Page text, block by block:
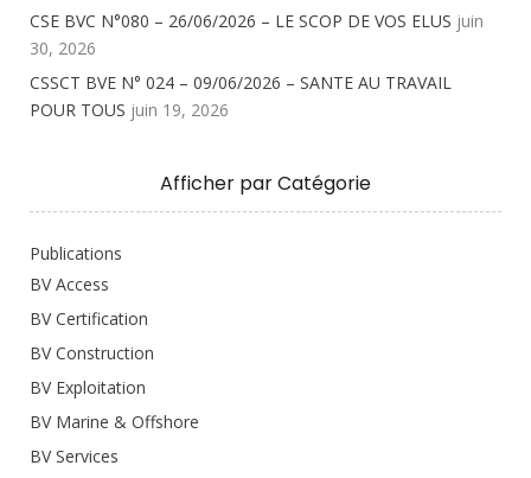
CSE BVC N°080 – 26/06/2026 – LE SCOP DE VOS ELUS juin
30, 2026
CSSCT BVE N° 024 – 09/06/2026 – SANTE AU TRAVAIL
POUR TOUS juin 19, 2026
Afficher par Catégorie
Publications
BV Access
BV Certification
BV Construction
BV Exploitation
BV Marine & Offshore
BV Services